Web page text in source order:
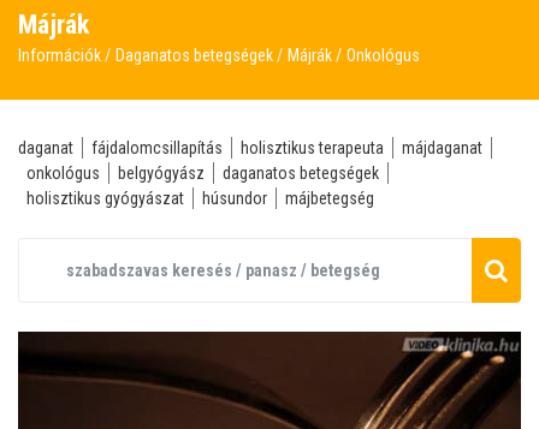
Májrák
Információk Daganatos betegségek Májrák Onkológus
daganat fájdalomcsillapítás holisztikus terapeuta
májdaganat
onkológus
belgyógyász
daganatos betegségek
holisztikus gyógyászat
húsundor májbetegség